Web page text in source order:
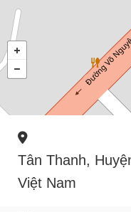
Tân Thanh,
Việt Nam